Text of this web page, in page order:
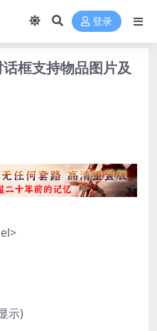
登录
框支持物品图片及
示)